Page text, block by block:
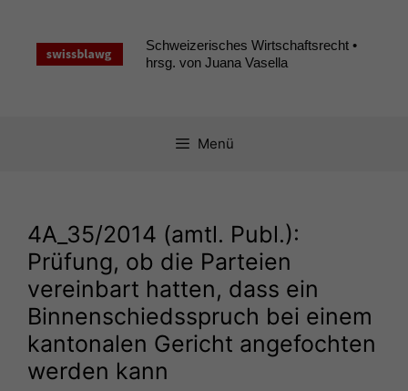
springen
Schweizerisches Wirtschaftsrecht •
hrsg. von Juana Vasella
Menü
4A_35/2014 (amtl. Publ.):
Prüfung, ob die Parteien
vereinbart hatten, dass ein
Binnenschiedsspruch bei einem
kantonalen Gericht angefochten
werden kann